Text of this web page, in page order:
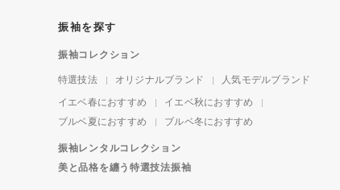
振袖を探す
振袖コレクション
特選技法 オリジナルブランド
人気モデルブランド
イエベ春におすすめ
イエベ秋におすすめ
ブルベ夏におすすめ
ブルベ冬におすすめ
振袖レンタルコレクション
美と品格を纏う特選技法振袖